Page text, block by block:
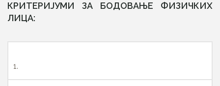
КРИТЕРИЈУМИ ЗА БОДОВАЊЕ ФИЗИЧКИХ
ЛИЦА:
1.